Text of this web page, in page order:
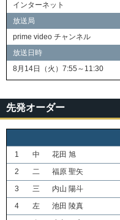
インターネット
放送局
prime video チャンネル
放送日時
8月14日（火）7:55～11:30
先発オーダー
1
中
花田 旭
2
二
福原 聖矢
3
三
内山 陽斗
4
左
池田 陵真